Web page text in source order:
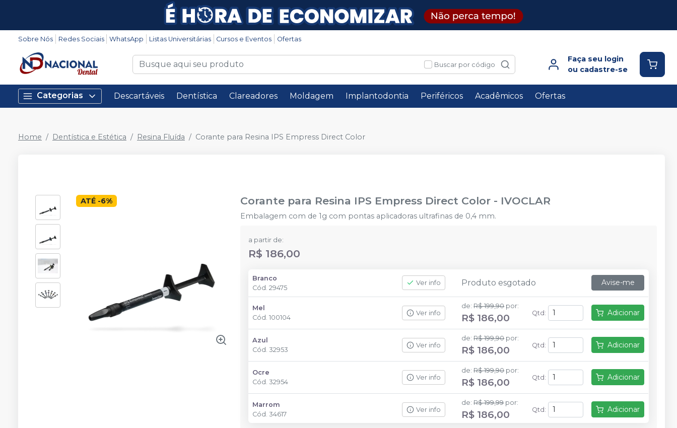
Sobre Nós Redes Sociais WhatsApp Listas Universitárias Cursos e Eventos Ofertas
Buscar por código
Faça seu login
ou cadastre-se
Categorias Descartáveis Dentística Clareadores Moldagem Implantodontia Periféricos Acadêmicos Ofertas
Home Dentística e Estética Resina Fluída Corante para Resina IPS Empress Direct Color
ATÉ -6% Corante para Resina IPS Empress Direct Color - IVOCLAR
Embalagem com de 1g com pontas aplicadoras ultrafinas de 0,4 mm.
a partir de:
R$ 186,00
Branco
Cód.29475
Ver info Produto esgotado Avise-me
Mel
Cód.100104
Ver info
de: R$ 199,90 por:
R$ 186,00 Qtd : Adicionar
Azul
Cód.32953
Ver info
de: R$ 199,90 por:
R$ 186,00 Qtd : Adicionar
Ocre
Cód.32954
Ver info
de: R$ 199,90 por:
R$ 186,00 Qtd : Adicionar
Marrom
Cód.34617
Ver info
de: R$ 199,99 por:
R$ 186,00 Qtd : Adicionar